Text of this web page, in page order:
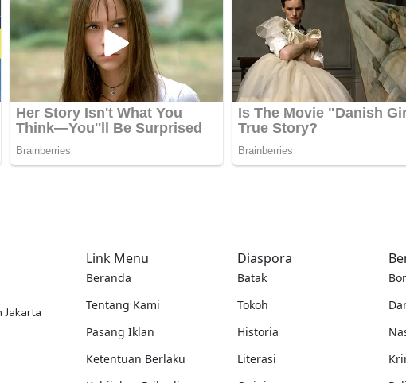
Jakarta
Link Menu
Beranda
Tentang Kami
Pasang Iklan
Ketentuan Berlaku
Diaspora
Batak
Tokoh
Historia
Literasi